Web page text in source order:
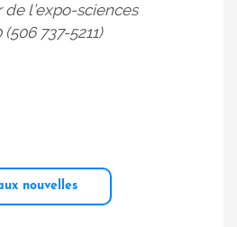
l’expo-sciences
737-5211)
nouvelles